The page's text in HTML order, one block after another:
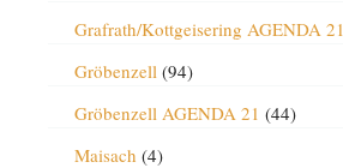
Grafrath/Kottgeisering AGENDA 21
Gröbenzell (94)
Gröbenzell AGENDA 21 (44)
Maisach (4)